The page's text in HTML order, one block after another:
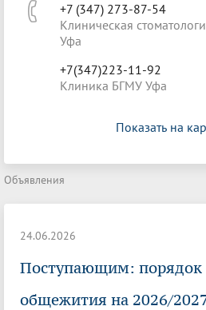
+7 (347) 273-87-54
Клиническая
Уфа
+7(347)223-11-92
Клиника БГМУ Уфа
Показать на
Объявления
24.06.2026
Поступающим: порядок
общежития на 2026/